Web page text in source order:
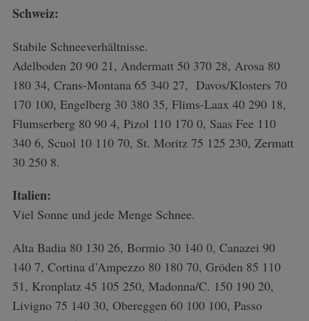
Schweiz:
Stabile Schneeverhältnisse.
Adelboden 20 90 21, Andermatt 50 370 28, Arosa 80
180 34, Crans-Montana 65 340 27, Davos/Klosters 70
170 100, Engelberg 30 380 35, Flims-Laax 40 290 18,
Flumserberg 80 90 4, Pizol 110 170 0, Saas Fee 110
340 6, Scuol 10 110 70, St. Moritz 75 125 230, Zermatt
30 250 8.
Italien:
Viel Sonne und jede Menge Schnee.
Alta Badia 80 130 26, Bormio 30 140 0, Canazei 90
140 7, Cortina d’Ampezzo 80 180 70, Gröden 85 110
51, Kronplatz 45 105 250, Madonna/C. 150 190 20,
Livigno 75 140 30, Obereggen 60 100 100, Passo
S
e
a
c
h
f
o